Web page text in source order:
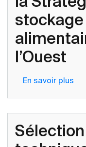
l’Ouest
En savoir plus
Sélection